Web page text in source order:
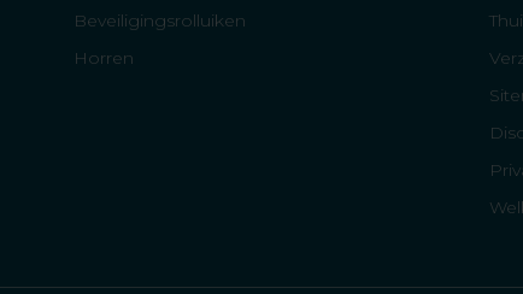
Beveiligingsrolluiken
Horren